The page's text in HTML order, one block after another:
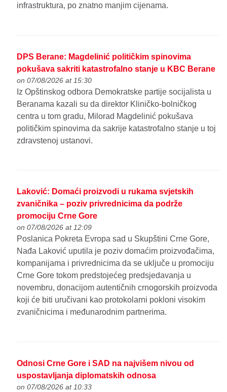
infrastruktura, po znatno manjim cijenama.
DPS Berane: Magdelinić političkim spinovima
pokušava sakriti katastrofalno stanje u KBC Berane
on 07/08/2026 at 15:30
Iz Opštinskog odbora Demokratske partije socijalista u
Beranama kazali su da direktor Kliničko-bolničkog
centra u tom gradu, Milorad Magdelinić pokušava
političkim spinovima da sakrije katastrofalno stanje u toj
zdravstenoj ustanovi.
Laković: Domaći proizvodi u rukama svjetskih
zvaničnika – poziv privrednicima da podrže
promociju Crne Gore
on 07/08/2026 at 12:09
Poslanica Pokreta Evropa sad u Skupštini Crne Gore,
Nađa Laković uputila je poziv domaćim proizvođačima,
kompanijama i privrednicima da se uključe u promociju
Crne Gore tokom predstojećeg predsjedavanja u
novembru, donacijom autentičnih crnogorskih proizvoda
koji će biti uručivani kao protokolarni pokloni visokim
zvaničnicima i međunarodnim partnerima.
Odnosi Crne Gore i SAD na najvišem nivou od
uspostavljanja diplomatskih odnosa
on 07/08/2026 at 10:33